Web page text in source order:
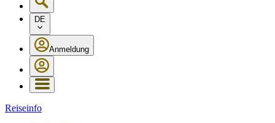
DE
Anmeldung
Reiseinfo